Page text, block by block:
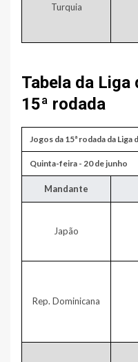
Turquia
Tabela da
15ª rodada
Jogos da 15ª rodada da Liga
​Quinta-feira - 20 de junho
​Mandante
Japão
Rep. Dominicana